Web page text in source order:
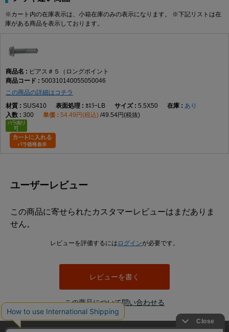
この商品について問い合わせる
※カート内の在庫表示は、小箱在庫のみの表示になります。 ※下記リストは在
庫がある商品を表示しております。
ピアス＃５（ロングポイント
500310140055050046
この商品の詳細はコチラ
SUS410
ｶｴﾗｰLB 5.5X50
あり
300
54.49円(税込) 49.54円(税抜)
ユーザーレビュー
この商品に寄せられたカスタマーレビューはまだありま
せん。
レビューを評価するには ログインが必要です。
レビューを書く